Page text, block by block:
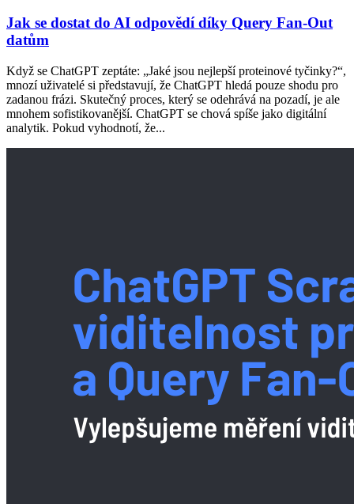
Jak se dostat do AI odpovědí díky Query Fan-Out
datům
Když se ChatGPT zeptáte: „Jaké jsou nejlepší proteinové tyčinky?“,
mnozí uživatelé si představují, že ChatGPT hledá pouze shodu pro
zadanou frázi. Skutečný proces, který se odehrává na pozadí, je ale
mnohem sofistikovanější. ChatGPT se chová spíše jako digitální
analytik. Pokud vyhodnotí, že...